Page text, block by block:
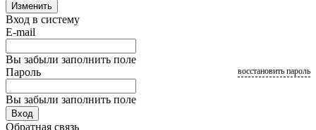
Изменить
Вход в систему
E-mail
Вы забыли заполнить поле
Пароль
Вы забыли заполнить поле
восстановить пароль
Вход
Обратная связь